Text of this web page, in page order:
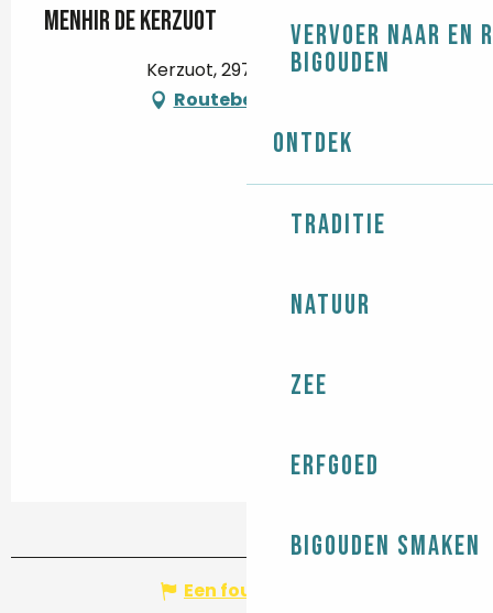
Vervoer naar en
Bigouden
Ontdek
Traditie
Natuur
Zee
Erfgoed
Bigouden smaken
Menhir de Kerzuot
Kerzuot, 29710 Plozévet
Routebeschrijving
Een fout melden